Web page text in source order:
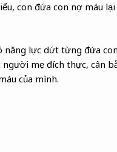
con đứa con nợ máu
năng lực dứt từng đứa
mẹ đích thực, cân
của mình.